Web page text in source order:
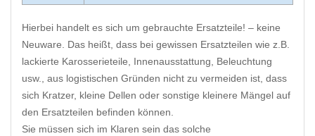
Hierbei handelt es sich um gebrauchte Ersatzteile! – keine
Neuware. Das heißt, dass bei gewissen Ersatzteilen wie z.B.
lackierte Karosserieteile, Innenausstattung, Beleuchtung
usw., aus logistischen Gründen nicht zu vermeiden ist, dass
sich Kratzer, kleine Dellen oder sonstige kleinere Mängel auf
den Ersatzteilen befinden können.
Sie müssen sich im Klaren sein das solche